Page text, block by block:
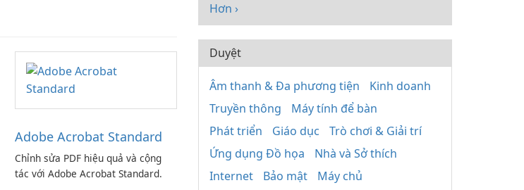
Adobe Acrobat Standard
Chỉnh sửa PDF hiệu quả và cộng
tác với Adobe Acrobat Standard.
Hơn ›
Duyệt
Âm thanh & Đa phương tiện
Kinh doanh
Truyền thông
Máy tính để bàn
Phát triển
Giáo dục
Trò chơi & Giải trí
Ứng dụng Đồ họa
Nhà và Sở thích
Internet
Bảo mật
Máy chủ